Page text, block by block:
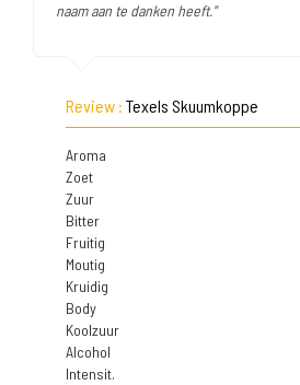
naam aan te danken heeft."
Review : Texels Skuumkoppe
Aroma
Zoet
Zuur
Bitter
Fruitig
Moutig
Kruidig
Body
Koolzuur
Alcohol
Intensit.